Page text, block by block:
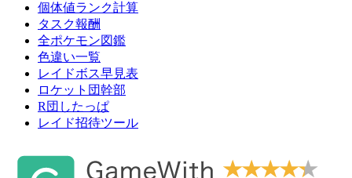
個体値ランク計算
タスク報酬
全ポケモン図鑑
色違い一覧
レイドボス早見表
ロケット団幹部
R団したっぱ
レイド招待ツール